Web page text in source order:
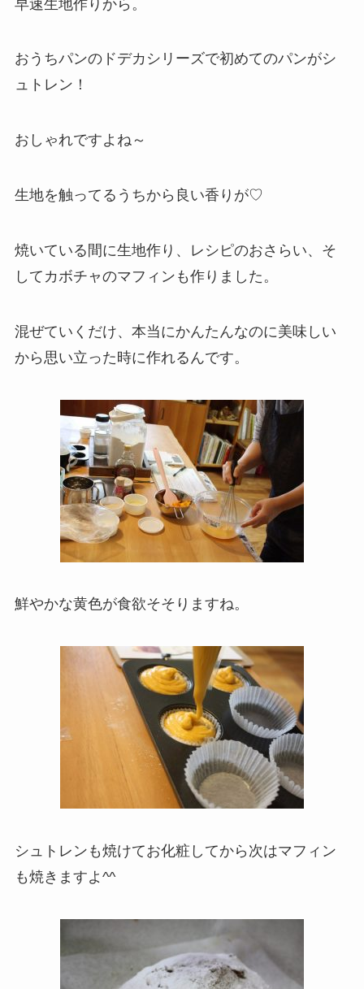
早速生地作りから。
おうちパンのドデカシリーズで初めてのパンがシ
ュトレン！
おしゃれですよね～
生地を触ってるうちから良い香りが♡
焼いている間に生地作り、レシピのおさらい、そ
してカボチャのマフィンも作りました。
混ぜていくだけ、本当にかんたんなのに美味しい
から思い立った時に作れるんです。
鮮やかな黄色が食欲そそりますね。
シュトレンも焼けてお化粧してから次はマフィン
も焼きますよ^^